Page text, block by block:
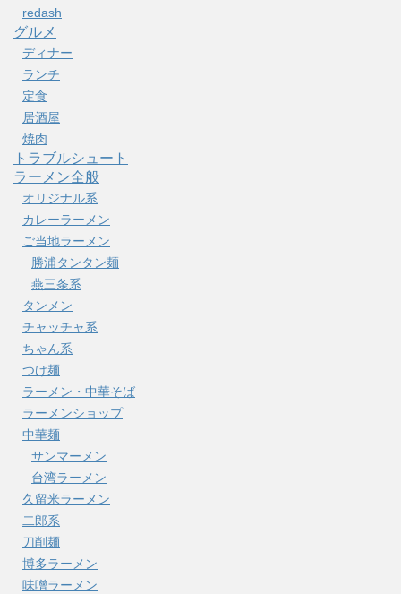
redash
グルメ
ディナー
ランチ
定食
居酒屋
焼肉
トラブルシュート
ラーメン全般
オリジナル系
カレーラーメン
ご当地ラーメン
勝浦タンタン麺
燕三条系
タンメン
チャッチャ系
ちゃん系
つけ麺
ラーメン・中華そば
ラーメンショップ
中華麺
サンマーメン
台湾ラーメン
久留米ラーメン
二郎系
刀削麺
博多ラーメン
味噌ラーメン